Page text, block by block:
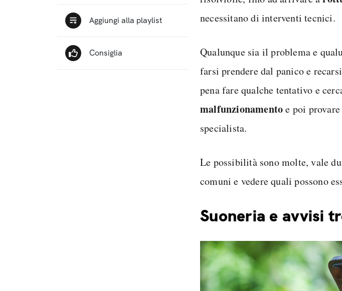
necessitano di interventi tecnici.
Qualunque sia il problema e
farsi prendere dal panico e
pena fare qualche tentativo e
malfunzionamentoe poi
specialista.
Le possibilità sono molte, vale
comuni e vedere quali possono
Suoneria e avvisi